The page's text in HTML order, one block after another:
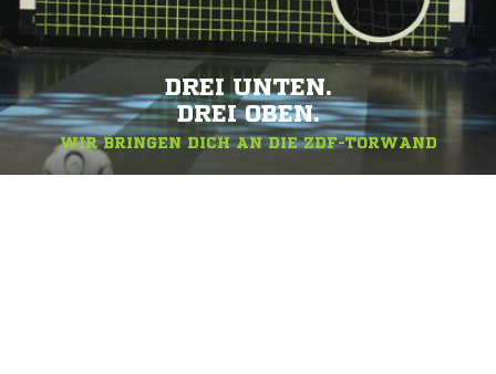
DREI UNTEN.
DREI OBEN.
WIR BRINGEN DICH AN DIE ZDF-TORWAND